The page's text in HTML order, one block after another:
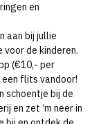
en
aan bij jullie
de kinderen.
(€10,- per
een flits vandoor!
schoentje bij de
en zet ‘m neer in